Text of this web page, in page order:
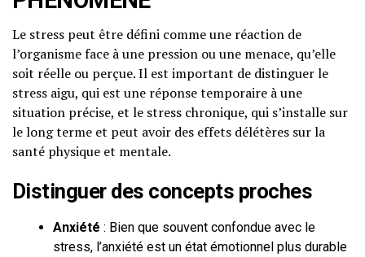
Le stress peut être défini comme une réaction de
l’organisme face à une pression ou une menace, qu’elle
soit réelle ou perçue. Il est important de distinguer le
stress aigu, qui est une réponse temporaire à une
situation précise, et le stress chronique, qui s’installe sur
le long terme et peut avoir des effets délétères sur la
santé physique et mentale.
Distinguer des concepts proches
Anxiété : Bien que souvent confondue avec le
stress, l’anxiété est un état émotionnel plus durable